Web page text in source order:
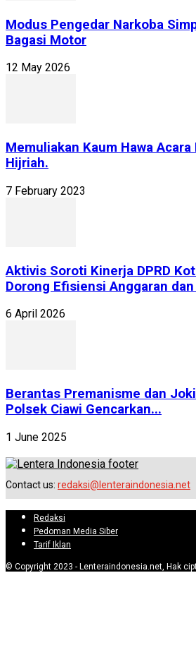
Modus Pengedar Narkoba
Bagasi Motor
12 May 2026
Memuliakan Kaum Hawa Acara
Hijriah.
7 February 2023
Aktivis Soroti Kinerja DPRD
Dorong Efisiensi Anggaran
6 April 2026
Berantas Premanisme dan
Polsek Ciawi Gencarkan...
1 June 2025
Contact us: redaksi@lenteraindonesia.net
Redaksi
Pedoman Media Siber
Tarif Iklan
© Copyright 2023 - Lenteraindonesia.net, Hak